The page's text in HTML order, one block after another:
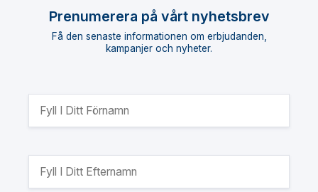
Prenumerera på vårt nyhetsbrev
Få den senaste informationen om erbjudanden,
kampanjer och nyheter.